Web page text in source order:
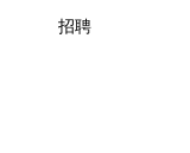
招聘